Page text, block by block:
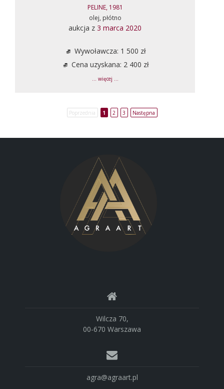
PELINE, 1981
olej, płótno
aukcja z 3 marca 2020
Wywoławcza: 1 500 zł
Cena uzyskana: 2 400 zł
... więcej ...
Poprzednia 1 2 3 Następna
Wilcza 70,
00-670 Warszawa
agra@agraart.pl